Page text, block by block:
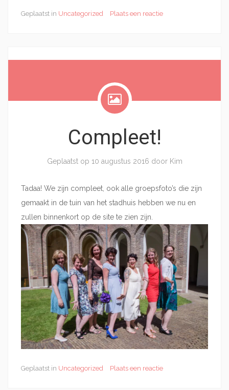
Geplaatst in Uncategorized Plaats een reactie
Compleet!
Geplaatst op 10 augustus 2016 door Kim
Tadaa! We zijn compleet, ook alle groepsfoto’s die zijn
gemaakt in de tuin van het stadhuis hebben we nu en
zullen binnenkort op de site te zien zijn.
Geplaatst in Uncategorized Plaats een reactie